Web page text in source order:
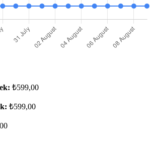
₺599,00
₺599,00